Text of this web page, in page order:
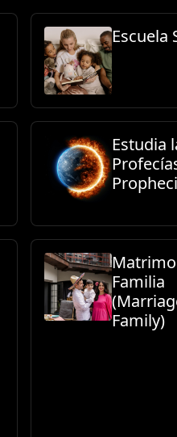
Escuela
Estudia
Familia
Family)